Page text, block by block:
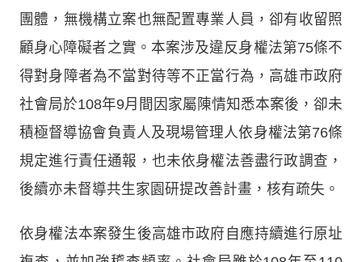
團體，無機構立案也無配置專業人員，卻有收留照
顧身心障礙者之實。本案涉及違反身權法第75條不
得對身障者為不當對待等不正當行為，高雄市政府
社會局於108年9月間因家屬陳情知悉本案後，卻未
積極督導協會負責人及現場管理人依身權法第76條
規定進行責任通報，也未依身權法善盡行政調查，
後續亦未督導共生家園研提改善計畫，核有疏失。
依身權法本案發生後高雄市政府自應持續進行原址